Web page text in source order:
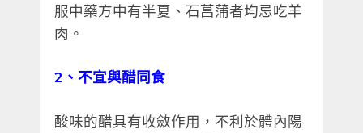
服中藥方中有半夏、石菖蒲者均忌吃羊
肉。
2、不宜與醋同食
酸味的醋具有收斂作用，不利於體內陽